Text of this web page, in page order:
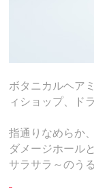
ボタニカルヘア
ィショップ、ド
指通りなめらか
ダメージホール
サラサラ～のう